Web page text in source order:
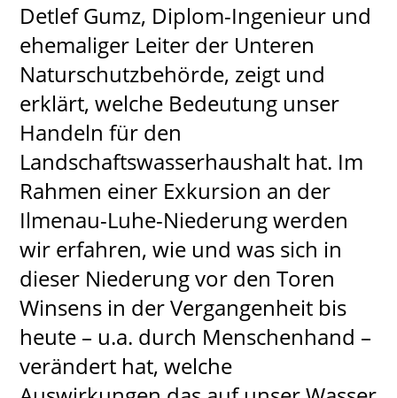
Detlef Gumz, Diplom-Ingenieur und
ehemaliger Leiter der Unteren
Naturschutzbehörde, zeigt und
erklärt, welche Bedeutung unser
Handeln für den
Landschaftswasserhaushalt hat. Im
Rahmen einer Exkursion an der
Ilmenau-Luhe-Niederung werden
wir erfahren, wie und was sich in
dieser Niederung vor den Toren
Winsens in der Vergangenheit bis
heute – u.a. durch Menschenhand –
verändert hat, welche